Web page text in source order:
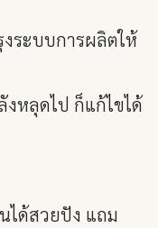
ระบบการผลิตให้
หลุดไป ก็แก้ไขได้
ได้สวยปัง แถม